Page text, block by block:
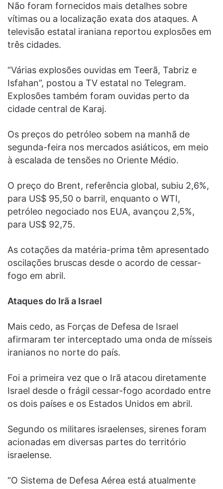
Não foram fornecidos mais detalhes sobre
vítimas ou a localização exata dos ataques. A
televisão estatal iraniana reportou explosões em
três cidades.
“Várias explosões ouvidas em Teerã, Tabriz e
Isfahan”, postou a TV estatal no Telegram.
Explosões também foram ouvidas perto da
cidade central de Karaj.
Os preços do petróleo sobem na manhã de
segunda-feira nos mercados asiáticos, em meio
à escalada de tensões no Oriente Médio.
O preço do Brent, referência global, subiu 2,6%,
para US$ 95,50 o barril, enquanto o WTI,
petróleo negociado nos EUA, avançou 2,5%,
para US$ 92,75.
As cotações da matéria-prima têm apresentado
oscilações bruscas desde o acordo de cessar-
fogo em abril.
Ataques do Irã a Israel
Mais cedo, as Forças de Defesa de Israel
afirmaram ter interceptado uma onda de mísseis
iranianos no norte do país.
Foi a primeira vez que o Irã atacou diretamente
Israel desde o frágil cessar-fogo acordado entre
os dois países e os Estados Unidos em abril.
Segundo os militares israelenses, sirenes foram
acionadas em diversas partes do território
israelense.
“O Sistema de Defesa Aérea está atualmente